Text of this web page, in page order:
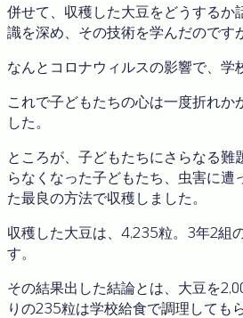
併せて、収穫した大豆をどうするか
識を深め、その技術を学んだのです
なんとコロナウィルスの影響で、学
これで子どもたちの心は一度折れ
した。
ところが、子どもたちにさらなる
らなくなった子どもたち、虫害に
た最良の方法で収穫しました。
収穫した大豆は、4,235粒。3年2組
す。
その結果出した結論とは、大豆を
りの235粒は学校給食で調理しても